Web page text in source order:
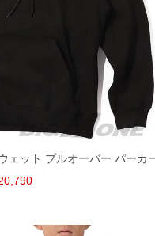
ェット プルオーバー パーカ